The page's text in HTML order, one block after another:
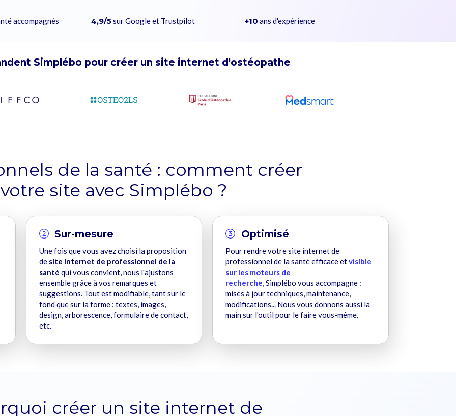
accompagnés 4,9/5sur Google et Trustpilot +10 ans d'expérience
Simplébo pour créer un site internet d'ostéopathe
de la santé : comment créer
votre site avec Simplébo ?
Sur-mesure
Une fois que vous avez choisi la proposition
de site internet de professionnel de la
santé qui vous convient, nous l'ajustons
ensemble grâce à vos remarques et
suggestions. Tout est modifiable, tant sur le
fond que sur la forme : textes, images,
design, arborescence, formulaire de contact,
etc.
Optimisé
Pour rendre votre site internet de
professionnel de la santé efficace etvisible
sur les moteurs de
recherche, Simplébo vous accompagne :
mises à jour techniques, maintenance,
modifications... Nous vous donnons aussi la
main sur l'outil pour le faire vous-même.
créer un site internet de